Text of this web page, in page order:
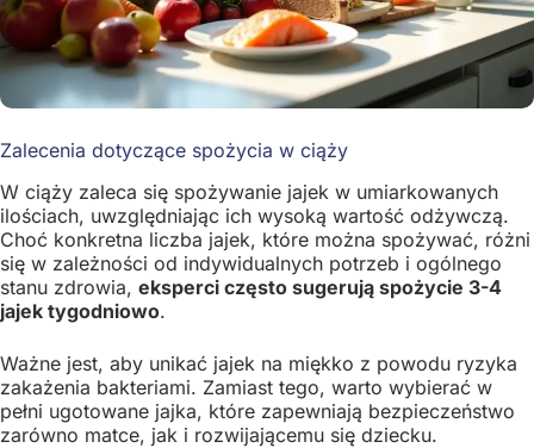
Zalecenia dotyczące spożycia w ciąży
W ciąży zaleca się spożywanie jajek w umiarkowanych
ilościach, uwzględniając ich wysoką wartość odżywczą.
Choć konkretna liczba jajek, które można spożywać, różni
się w zależności od indywidualnych potrzeb i ogólnego
stanu zdrowia, eksperci często sugerują spożycie 3-4
jajek tygodniowo.
Ważne jest, aby unikać jajek na miękko z powodu ryzyka
zakażenia bakteriami. Zamiast tego, warto wybierać w
pełni ugotowane jajka, które zapewniają bezpieczeństwo
zarówno matce, jak i rozwijającemu się dziecku.